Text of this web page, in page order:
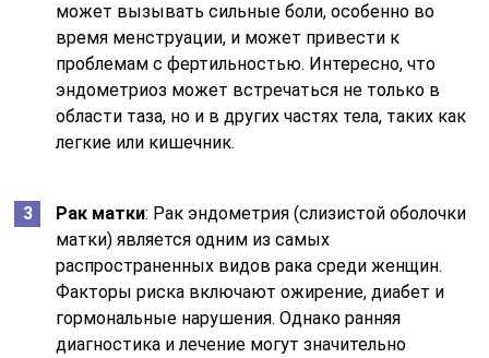
может вызывать сильные боли, особенно во
время менструации, и может привести к
проблемам с фертильностью. Интересно, что
эндометриоз может встречаться не только в
области таза, но и в других частях тела, таких как
легкие или кишечник.
Рак матки: Рак эндометрия (слизистой оболочки
матки) является одним из самых
распространенных видов рака среди женщин.
Факторы риска включают ожирение, диабет и
гормональные нарушения. Однако ранняя
диагностика и лечение могут значительно